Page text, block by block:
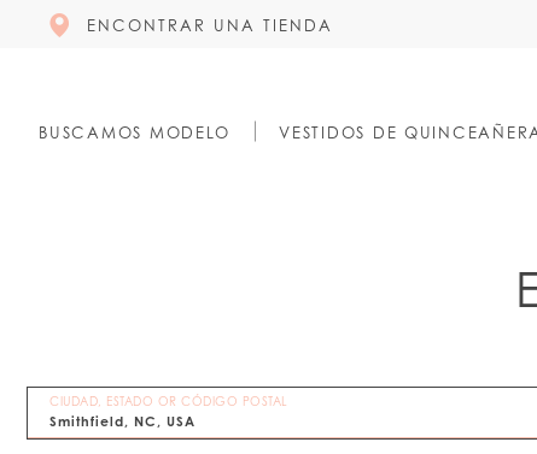
ENCONTRAR UNA TIENDA
BUSCAMOS MODELO VESTIDOS DE
CIUDAD, ESTADO OR CÓDIGO POSTAL